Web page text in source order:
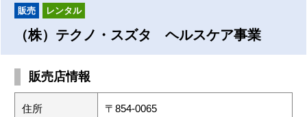
（株）テクノ・スズタ ヘルスケア事業
販売 レンタル
販売店情報
住所
〒854-0065